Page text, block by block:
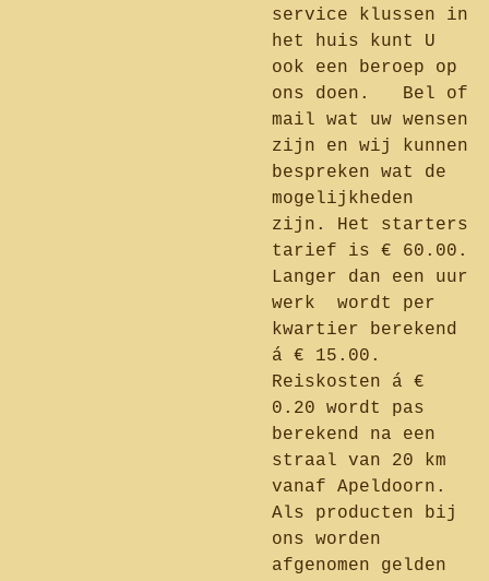
service klussen in
het huis kunt U
ook een beroep op
ons doen. Bel of
mail wat uw wensen
zijn en wij kunnen
bespreken wat de
mogelijkheden
zijn. Het starters
tarief is € 60.00.
Langer dan een uur
werk wordt per
kwartier berekend
á € 15.00.
Reiskosten á €
0.20 wordt pas
berekend na een
straal van 20 km
vanaf Apeldoorn.
Als producten bij
ons worden
afgenomen gelden